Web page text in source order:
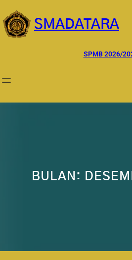
ke
konten
SMADATARA
SPMB 2026/
BULAN: